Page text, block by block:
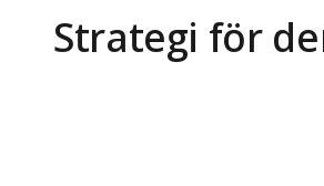
Strategi för